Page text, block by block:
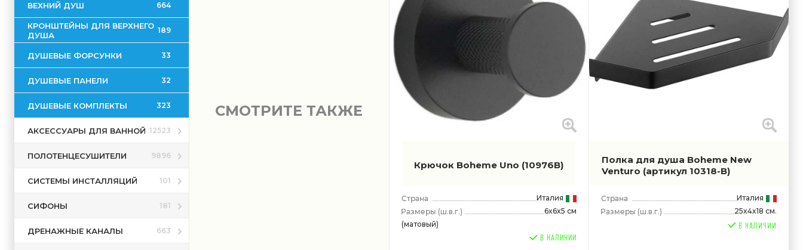
ВЕХНИЙ ДУШ 664
КРОНШТЕЙНЫ ДЛЯ ВЕРХНЕГО
ДУША
189
ДУШЕВЫЕ ФОРСУНКИ 33
ДУШЕВЫЕ ПАНЕЛИ 32
ДУШЕВЫЕ КОМПЛЕКТЫ 323
АКСЕССУАРЫ ДЛЯ ВАННОЙ 12523
ПОЛОТЕНЦЕСУШИТЕЛИ 9896
СИСТЕМЫ ИНСТАЛЛЯЦИЙ 101
СИФОНЫ 181
ДРЕНАЖНЫЕ КАНАЛЫ 663
СМОТРИТЕ ТАКЖЕ
Крючок Boheme Uno (10976B)
Италия
(ш.в.г.)
6x6x5 см
(матовый)
В НАЛИЧИИ
Полкa для душа Boheme New
Venturo (артикул 10318-B)
Италия
(ш.в.г.)
25x4x18 см.